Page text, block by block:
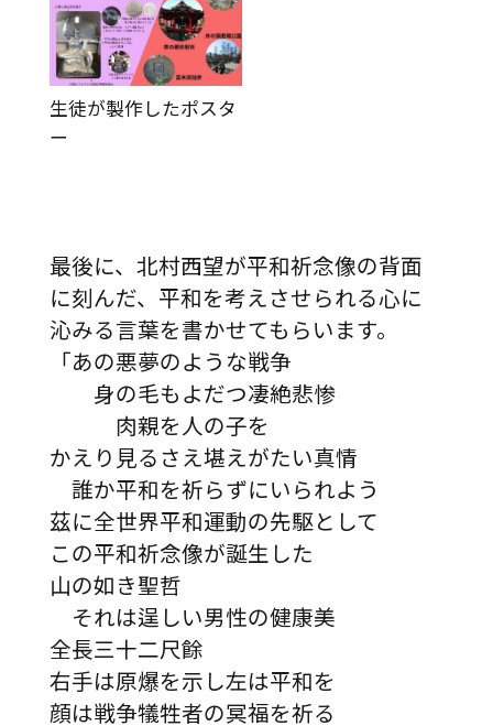
生徒が製作したポスタ
ー
最後に、北村西望が平和祈念像の背面
に刻んだ、平和を考えさせられる心に
沁みる言葉を書かせてもらいます。
「あの悪夢のような戦争
身の毛もよだつ凄絶悲惨
肉親を人の子を
かえり見るさえ堪えがたい真情
誰か平和を祈らずにいられよう
茲に全世界平和運動の先駆として
この平和祈念像が誕生した
山の如き聖哲
それは逞しい男性の健康美
全長三十二尺餘
右手は原爆を示し左は平和を
顔は戦争犠牲者の冥福を祈る